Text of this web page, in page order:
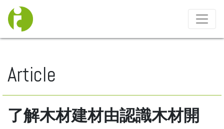
Toggle
Article
了解木材建材由認識木材開